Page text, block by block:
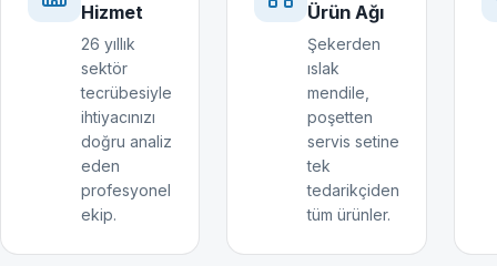
Hizmet
26 yıllık
sektör
tecrübesiyle
ihtiyacınızı
doğru analiz
eden
profesyonel
ekip.
Ürün Ağı
Şekerden
ıslak
mendile,
poşetten
servis setine
tek
tedarikçiden
tüm ürünler.